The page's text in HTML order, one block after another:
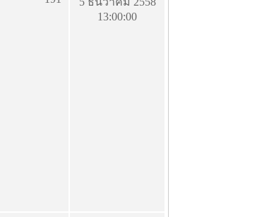
13:00:00